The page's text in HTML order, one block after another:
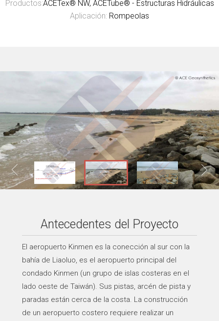
Productos:ACETex® NW, ACETube® - Estructuras Hidráulicas
Aplicación: Rompeolas
Antecedentes del Proyecto
El aeropuerto Kinmen es la conección al sur con la
bahía de Liaoluo, es el aeropuerto principal del
condado Kinmen (un grupo de islas costeras en el
lado oeste de Taiwán). Sus pistas, arcén de pista y
paradas están cerca de la costa. La construcción
de un aeropuerto costero requiere realizar un